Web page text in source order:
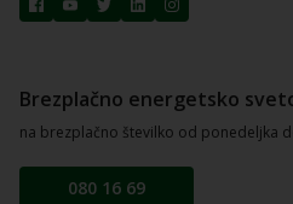
Brezplačno energetsko
na brezplačno številko od ponedeljka
080 16 69